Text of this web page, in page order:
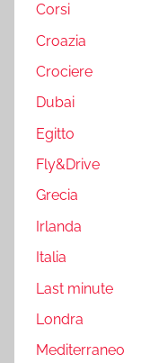
Corsi
Croazia
Crociere
Dubai
Egitto
Fly&Drive
Grecia
Irlanda
Italia
Last minute
Londra
Mediterraneo